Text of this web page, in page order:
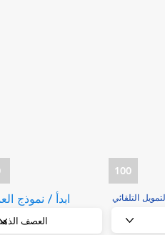
100
ابدأ / نموذج التلقائي